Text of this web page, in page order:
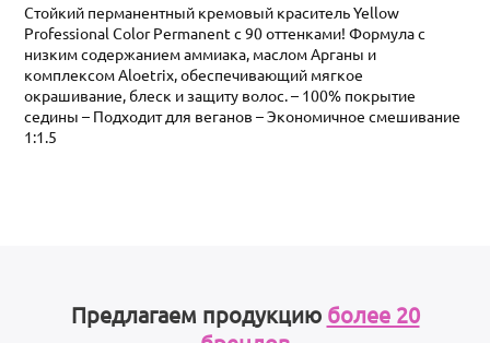
Стойкий перманентный кремовый краситель Yellow
Professional Color Permanent с 90 оттенками! Формула с
низким содержанием аммиака, маслом Арганы и
комплексом Aloetrix, обеспечивающий мягкое
окрашивание, блеск и защиту волос. – 100% покрытие
седины – Подходит для веганов – Экономичное смешивание
1:1.5
Предлагаем продукцию более 20